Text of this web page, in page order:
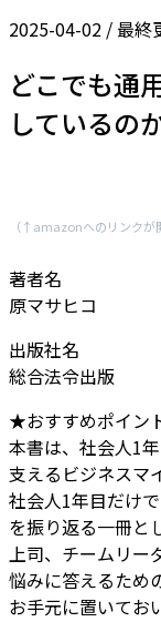
2025-04-02 / 最終
どこでも通
しているの
（↑amazonへのリンクが
著者名
原マサヒコ
出版社名
総合法令出版
★おすすめポイン
本書は、社会人1
支えるビジネスマ
社会人1年目だけ
を振り返る一冊と
上司、チームリー
悩みに答えるため
お手元に置いてお